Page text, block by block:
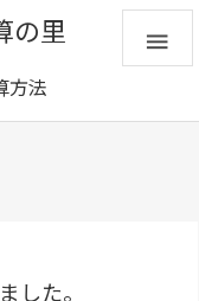
の里
方法

した。